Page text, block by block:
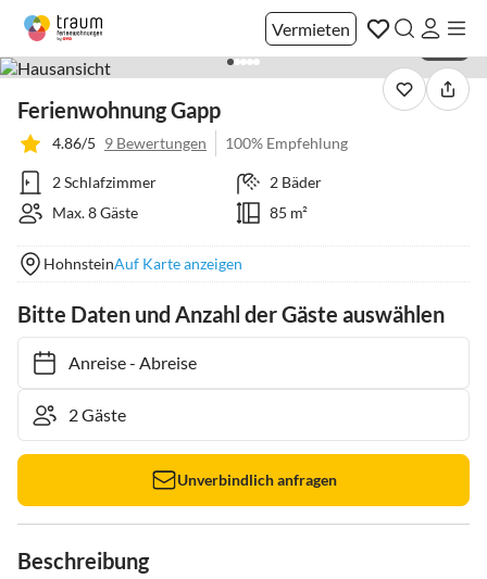
Vermieten
Ferienwohnung Gapp
4.86/5 9 Bewertungen 100% Empfehlung
2 Schlafzimmer
2 Bäder
Max. 8 Gäste
85 m²
HohnsteinAuf Karte anzeigen
Bitte Daten und Anzahl der Gäste auswählen
Anreise- Abreise
Unverbindlich anfragen
Beschreibung